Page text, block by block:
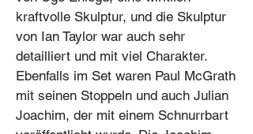
kraftvolle Skulptur, und die Skulptur
von Ian Taylor war auch sehr
detailliert und mit viel Charakter.
Ebenfalls im Set waren Paul McGrath
mit seinen Stoppeln und auch Julian
Joachim, der mit einem Schnurrbart